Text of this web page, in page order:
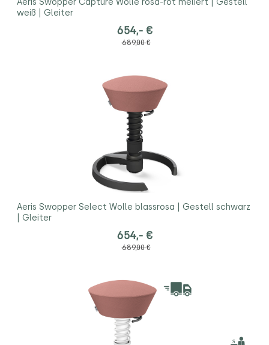
weiß | Gleiter
654,- €
689,00 €
Aeris Swopper Select Wolle blassrosa | Gestell schwarz
| Gleiter
654,- €
689,00 €